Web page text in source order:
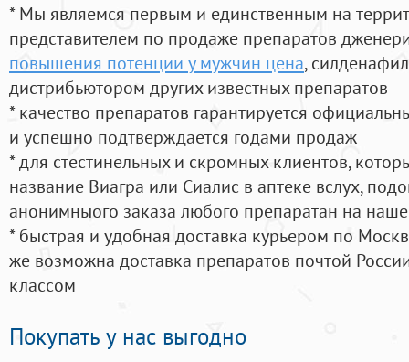
* Мы являемся первым и единственным на
представителем по продаже препаратов
повышения потенции у мужчин цена,
дистрибьютором других известных препаратов
* качество препаратов гарантируется
и успешно подтверждается годами продаж
* для стестинельных и скромных клиентов,
название Виагра или Сиалис в аптеке вслух,
анонимныого заказа любого препаратан на
* быстрая и удобная доставка курьером по
же возможна доставка препаратов почтой
классом
Покупать у нас выгодно